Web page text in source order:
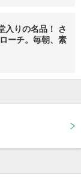
入りの名品！ さ
ーチ。毎朝、素